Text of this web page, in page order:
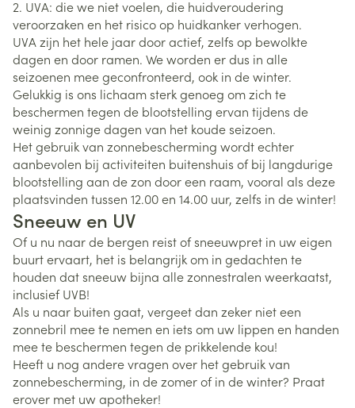
2. UVA: die we niet voelen, die huidveroudering
veroorzaken en het risico op huidkanker verhogen.
UVA zijn het hele jaar door actief, zelfs op bewolkte
dagen en door ramen. We worden er dus in alle
seizoenen mee geconfronteerd, ook in de winter.
Gelukkig is ons lichaam sterk genoeg om zich te
beschermen tegen de blootstelling ervan tijdens de
weinig zonnige dagen van het koude seizoen.
Het gebruik van zonnebescherming wordt echter
aanbevolen bij activiteiten buitenshuis of bij langdurige
blootstelling aan de zon door een raam, vooral als deze
plaatsvinden tussen 12.00 en 14.00 uur, zelfs in de winter!
Sneeuw en UV
Of u nu naar de bergen reist of sneeuwpret in uw eigen
buurt ervaart, het is belangrijk om in gedachten te
houden dat sneeuw bijna alle zonnestralen weerkaatst,
inclusief UVB!
Als u naar buiten gaat, vergeet dan zeker niet een
zonnebril mee te nemen en iets om uw lippen en handen
mee te beschermen tegen de prikkelende kou!
Heeft u nog andere vragen over het gebruik van
zonnebescherming, in de zomer of in de winter? Praat
erover met uw apotheker!